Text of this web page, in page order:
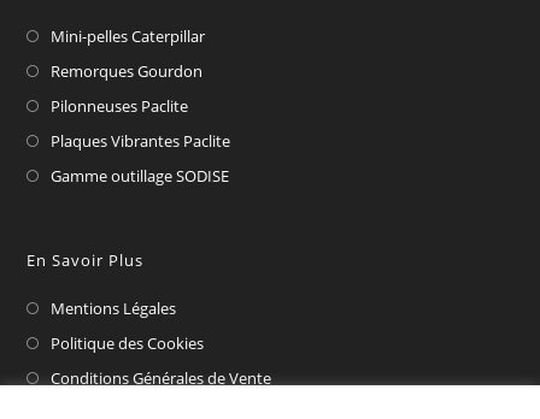
Mini-pelles Caterpillar
Remorques Gourdon
Pilonneuses Paclite
Plaques Vibrantes Paclite
Gamme outillage SODISE
En Savoir Plus
Mentions Légales
Politique des Cookies
Conditions Générales de Vente